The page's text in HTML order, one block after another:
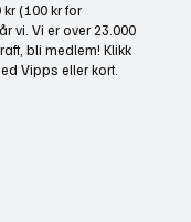
(100 kr for
vi. Vi er over 23.000
bli medlem! Klikk
Vipps eller kort.